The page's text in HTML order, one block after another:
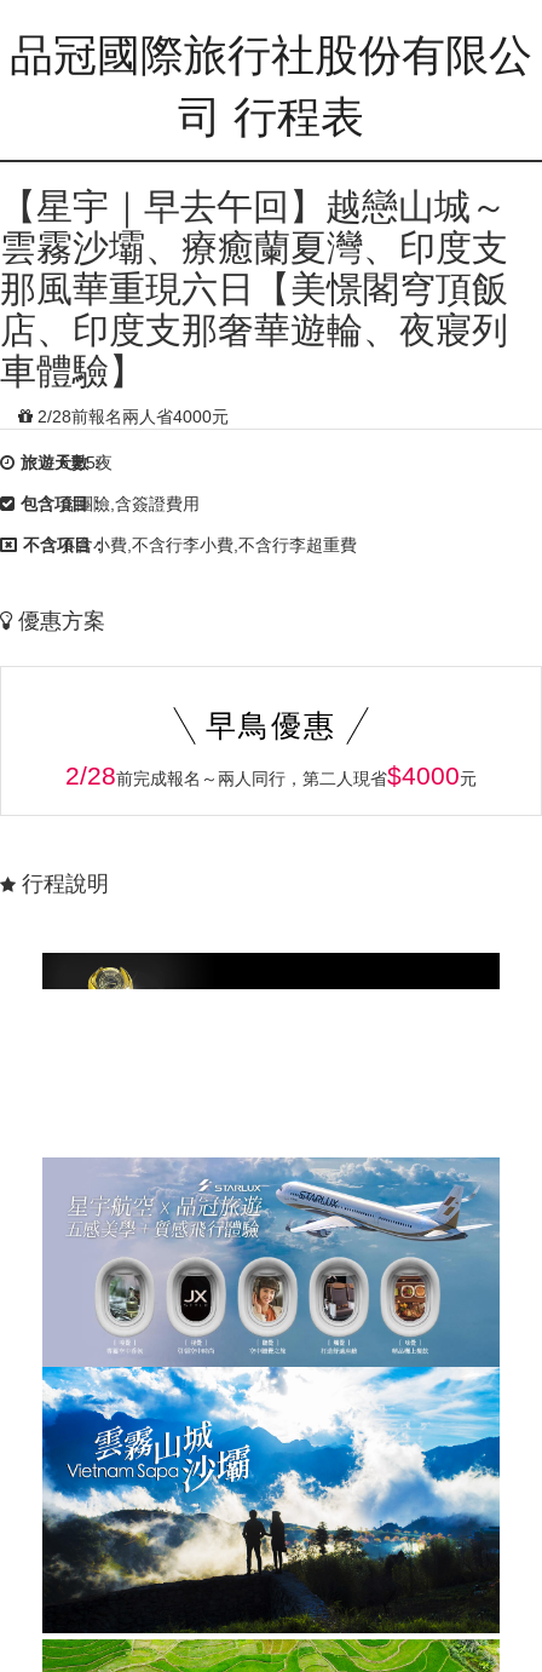
品冠國際旅行社股份有限公
司 行程表
【星宇｜早去午回】越戀山城～
雲霧沙壩、療癒蘭夏灣、印度支
那風華重現六日【美憬閣穹頂飯
店、印度支那奢華遊輪、夜寢列
車體驗】
2/28前報名兩人省4000元
旅遊天數：
6天5夜
包含項目：
含團險,含簽證費用
不含項目：
不含小費,不含行李小費,不含行李超重費
優惠方案
早鳥優惠
2/28前完成報名～兩人同行，第二人現省$4000元
行程說明